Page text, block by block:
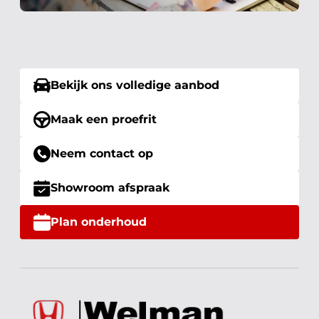
Bekijk ons volledige aanbod
Maak een proefrit
Neem contact op
Showroom afspraak
Plan onderhoud